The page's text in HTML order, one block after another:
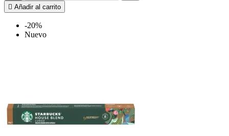
 Añadir al carrito
-20%
Nuevo